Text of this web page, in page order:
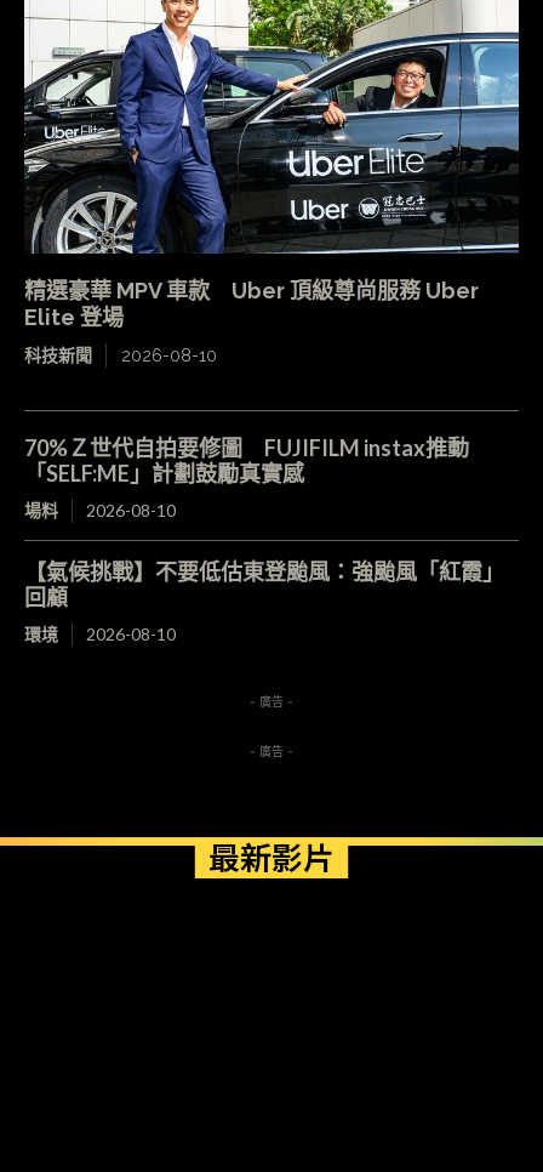
精選豪華 MPV 車款 Uber 頂級尊尚服務 Uber
Elite 登場
科技新聞 2026-08-10
70%Ｚ世代自拍要修圖 FUJIFILM instax推動
「SELF:ME」計劃鼓勵真實感
場料 2026-08-10
【氣候挑戰】不要低估東登颱風：強颱風「紅霞」
回顧
環境 2026-08-10
- 廣告 -
- 廣告 -
最新影片